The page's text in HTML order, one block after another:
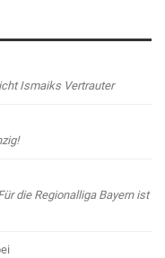
Ismaiks Vertrauter
die Regionalliga Bayern ist